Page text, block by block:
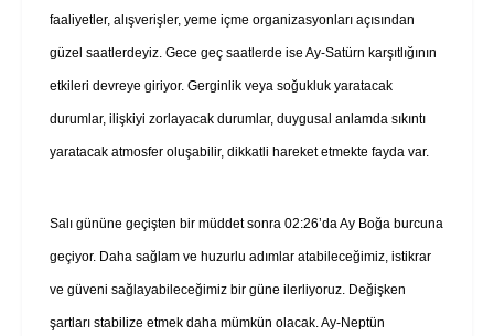
faaliyetler, alışverişler, yeme içme organizasyonları açısından
güzel saatlerdeyiz. Gece geç saatlerde ise Ay-Satürn karşıtlığının
etkileri devreye giriyor. Gerginlik veya soğukluk yaratacak
durumlar, ilişkiyi zorlayacak durumlar, duygusal anlamda sıkıntı
yaratacak atmosfer oluşabilir, dikkatli hareket etmekte fayda var.
Salı gününe geçişten bir müddet sonra 02:26’da Ay Boğa burcuna
geçiyor. Daha sağlam ve huzurlu adımlar atabileceğimiz, istikrar
ve güveni sağlayabileceğimiz bir güne ilerliyoruz. Değişken
şartları stabilize etmek daha mümkün olacak. Ay-Neptün